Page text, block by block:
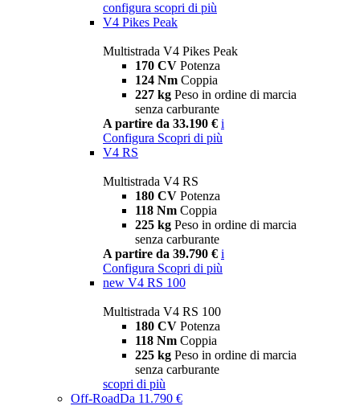
configura scopri di più
V4 Pikes Peak
Multistrada V4 Pikes Peak
170 CV Potenza
124 Nm Coppia
227 kg Peso in ordine di marcia
senza carburante
A partire da 33.190 € i
Configura Scopri di più
V4 RS
Multistrada V4 RS
180 CV Potenza
118 Nm Coppia
225 kg Peso in ordine di marcia
senza carburante
A partire da 39.790 € i
Configura Scopri di più
new V4 RS 100
Multistrada V4 RS 100
180 CV Potenza
118 Nm Coppia
225 kg Peso in ordine di marcia
senza carburante
scopri di più
Off-RoadDa 11.790 €